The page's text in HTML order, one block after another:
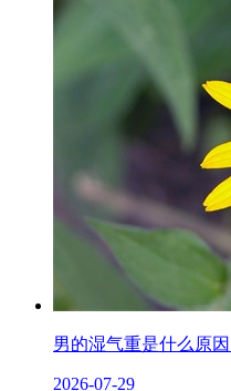
男的湿气重是什么原
2026-07-29